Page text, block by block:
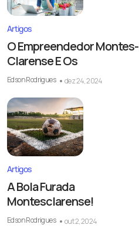
Artigos
O Empreendedor Montes-
Clarense E Os
Edson Rodrigues dez 24, 2024
Artigos
A Bola Furada
Montesclarense!
Edson Rodrigues out 2, 2024